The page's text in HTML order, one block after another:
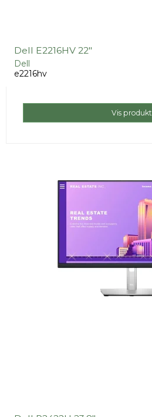
Dell E2216HV 22"
Dell
e2216hv
Vis produkt